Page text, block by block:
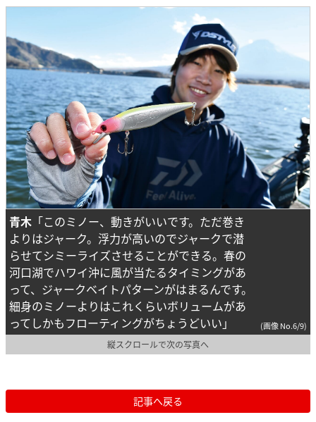
青木 「このミノー、動きがいいです。ただ巻き
よりはジャーク。浮力が高いのでジャークで潜
らせてシミーライズさせることができる。春の
河口湖でハワイ沖に風が当たるタイミングがあ
って、ジャークベイトパターンがはまるんです。
細身のミノーよりはこれくらいボリュームがあ
ってしかもフローティングがちょうどいい」
(画像 No.6/9)
縦スクロールで次の写真へ
記事へ戻る